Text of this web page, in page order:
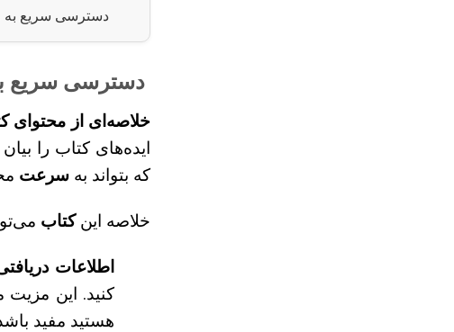
دسترسی سریع به
دسترسی سریع
خلاصه‌ای از محتوای
ایده‌های کتاب را
که بتواند به سرعت
خلاصه اینکتاب
اطلاعات
کنید. این مزیت
هستید مفید